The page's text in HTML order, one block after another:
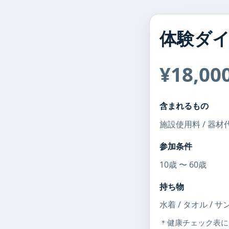
体験ダ
含まれるもの
施設使用料 / 器材
参加条件
10歳 〜 60歳
持ち物
水着 / タオル / サ
＊健康チェック表